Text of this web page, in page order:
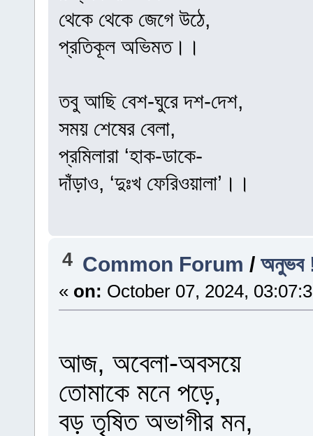
থেকে থেকে জেগে উঠে,
প্রতিকূল অভিমত।।
তবু আছি বেশ-ঘুরে দশ-দেশ,
সময় শেষের বেলা,
প্রমিলারা ‘হাক-ডাকে-
দাঁড়াও, ‘দুঃখ ফেরিওয়ালা’।।
4 Common Forum /অনুভব
« on: October 07, 2024,
আজ, অবেলা-অবসয়ে
তোমাকে মনে পড়ে,
বড় তৃষিত অভাগীর মন,